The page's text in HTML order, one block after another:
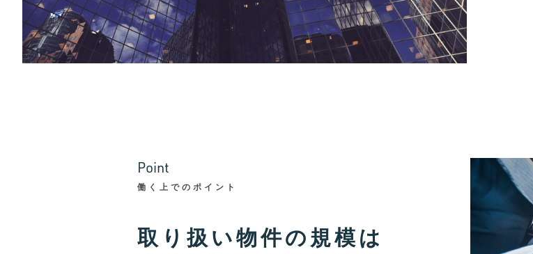
Point
働く上でのポイント
取り扱い物件の規模は